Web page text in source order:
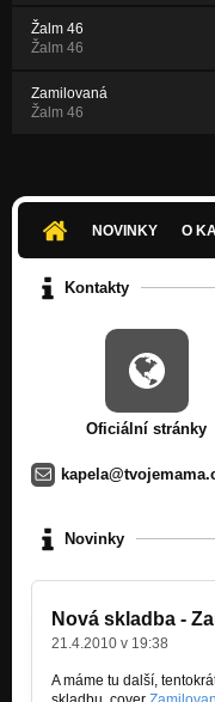
Žalm 46
Žalm 46
Zamilovaná
Žalm 46
NOVINKY O
Kontakty
Oficiální stránky
Novinky
Nová skladba -
21.4.2010 v 19:38
A máme tu další,